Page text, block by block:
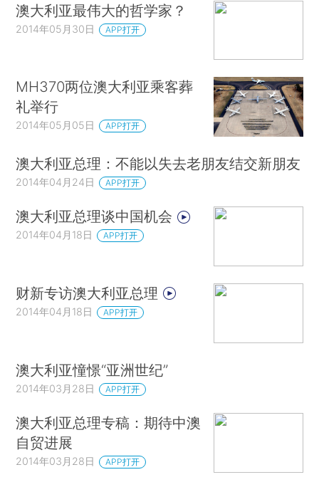
澳大利亚最伟大的哲学家？
2014年05月30日 APP打开
MH370两位澳大利亚乘客葬
礼举行
2014年05月05日 APP打开
澳大利亚总理：不能以失去老朋友结交新朋友
2014年04月24日 APP打开
澳大利亚总理谈中国机会
2014年04月18日 APP打开
财新专访澳大利亚总理
2014年04月18日 APP打开
澳大利亚憧憬“亚洲世纪”
2014年03月28日 APP打开
澳大利亚总理专稿：期待中澳
自贸进展
2014年03月28日 APP打开